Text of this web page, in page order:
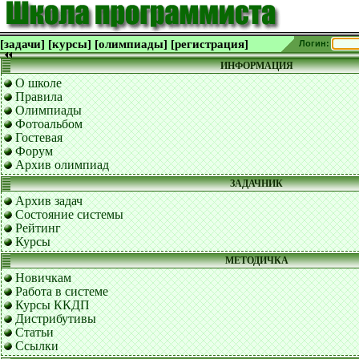
[задачи] [курсы] [олимпиады] [регистрация] Логин:
ИНФОРМАЦИЯ
О школе
Правила
Олимпиады
Фотоальбом
Гостевая
Форум
Архив олимпиад
ЗАДАЧНИК
Архив задач
Состояние системы
Рейтинг
Курсы
МЕТОДИЧКА
Новичкам
Работа в системе
Курсы ККДП
Дистрибутивы
Статьи
Ссылки